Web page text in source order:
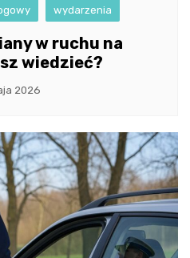
wydarzenia
w ruchu na
wiedzieć?
2026